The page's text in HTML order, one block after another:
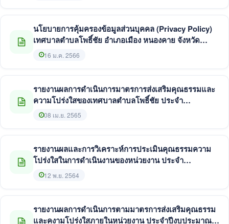
นโยบายการคุ้มครองข้อมูลส่วนบุคคล (Privacy Policy)
เทศบาลตำบลโพธิ์ชัย อำเภอเมือง หนองคาย จังหวัด
หนองคาย
16 ม.ค. 2566
รายงานผลการดำเนินการมาตรการส่งเสริมคุณธรรมและ
ความโปร่งใสของเทศบาลตำบลโพธิ์ชัย ประจำ
ปีงบประมาณ พ.ศ. 2565
08 เม.ย. 2565
รายงานผลและการวิเคราะห์การประเมินคุณธรรมความ
โปร่งใสในการดำเนินงานของหน่วยงาน ประจำ
ปีงบประมาณ พ.ศ. 2564
12 พ.ย. 2564
รายงานผลการดำเนินการตามมาตรการส่งเสริมคุณธรรม
และคงามโปร่งใสภายในหน่วยงาน ประจำปีงบประมาณ